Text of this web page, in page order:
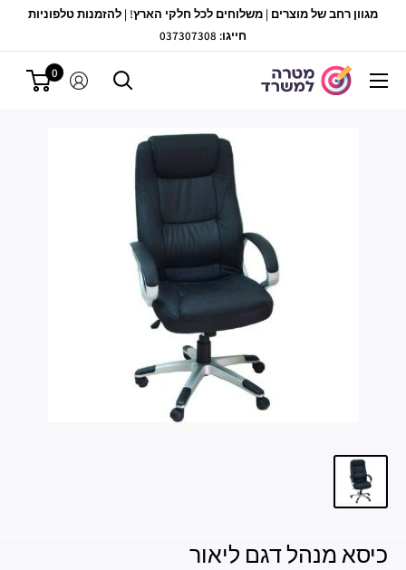
מגוון רחב של מוצרים | משלוחים לכל חלקי הארץ! | להזמנות טלפוניות
חייגו: 037307308
מטרה
0
כיסא מנהל דגם ליאור